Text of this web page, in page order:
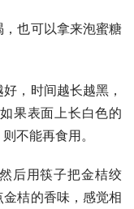
也可以拿来泡蜜糖
，时间越长越黑，
果表面上长白色的
不能再食用。
后用筷子把金桔绞
桔的香味，感觉相